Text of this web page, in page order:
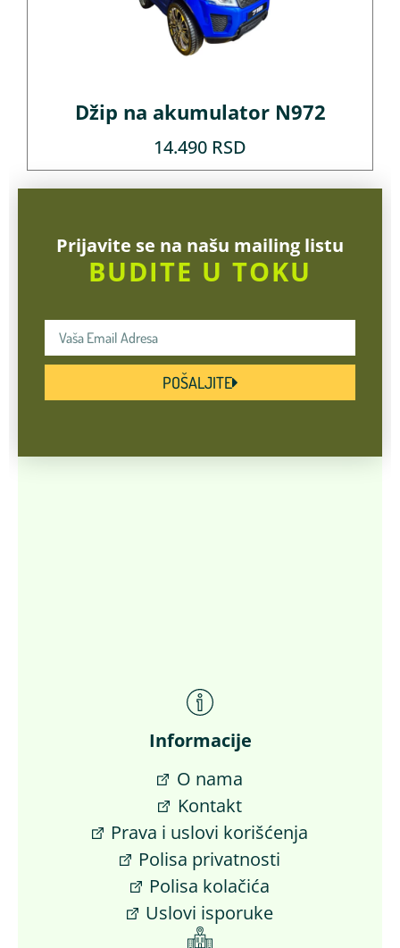
Džip na akumulator N972
14.490 RSD
Prijavite se na našu mailing listu
BUDITE U TOKU
POŠALJITE
Informacije
O nama
Kontakt
Prava i uslovi korišćenja
Polisa privatnosti
Polisa kolačića
Uslovi isporuke